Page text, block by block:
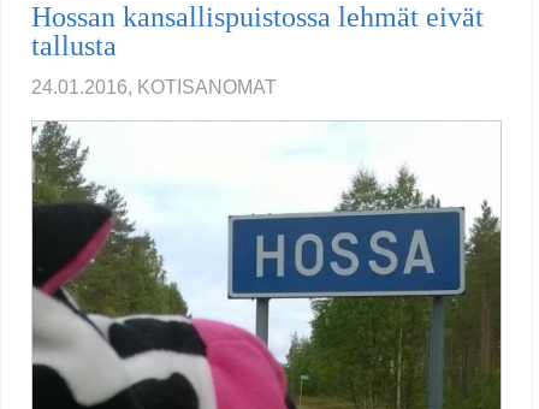
Hossan kansallispuistossa lehmät eivät
tallusta
24.01.2016, KOTISANOMAT